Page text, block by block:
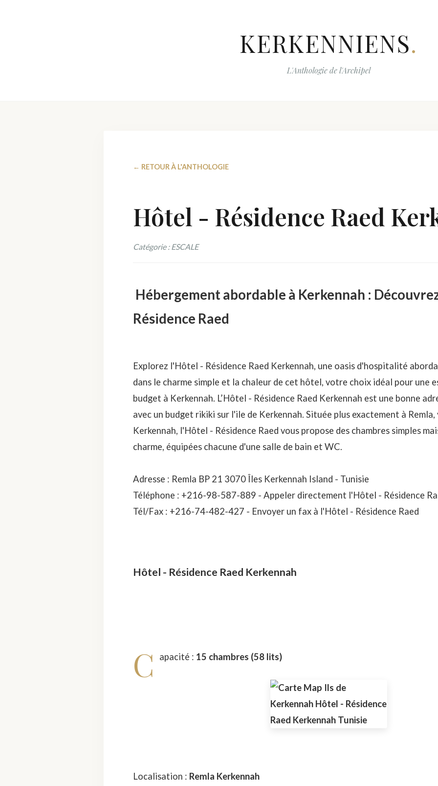
KERKENNIENS.
L'Anthologie de l'Archipel
← RETOUR À L'ANTHOLOGIE
Hôtel - Résidence Raed
Catégorie : ESCALE
Hébergement abordable à Kerkennah :
Résidence Raed
Explorez l'Hôtel - Résidence Raed Kerkennah, une oasis d'hospitalité
dans le charme simple et la chaleur de cet hôtel, votre choix idéal pour une
budget à Kerkennah. L’Hôtel - Résidence Raed Kerkennah est une bonne
avec un budget rikiki sur l'ile de Kerkennah. Située plus exactement à
Kerkennah, l'Hôtel - Résidence Raed vous propose des chambres simples
charme, équipées chacune d'une salle de bain et WC.
Adresse : Remla BP 21 3070 Îles Kerkennah Island - Tunisie
Téléphone : +216-98-587-889 - Appeler directement l'Hôtel - Résidence
Tél/Fax : +216-74-482-427 - Envoyer un fax à l'Hôtel - Résidence Raed
Hôtel - Résidence Raed Kerkennah
C apacité : 15 chambres (58 lits)
Localisation : Remla Kerkennah